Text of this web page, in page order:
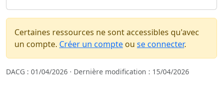
Certaines ressources ne sont accessibles qu'avec
un compte. Créer un compte ou se connecter.
DACG : 01/04/2026 · Dernière modification : 15/04/2026